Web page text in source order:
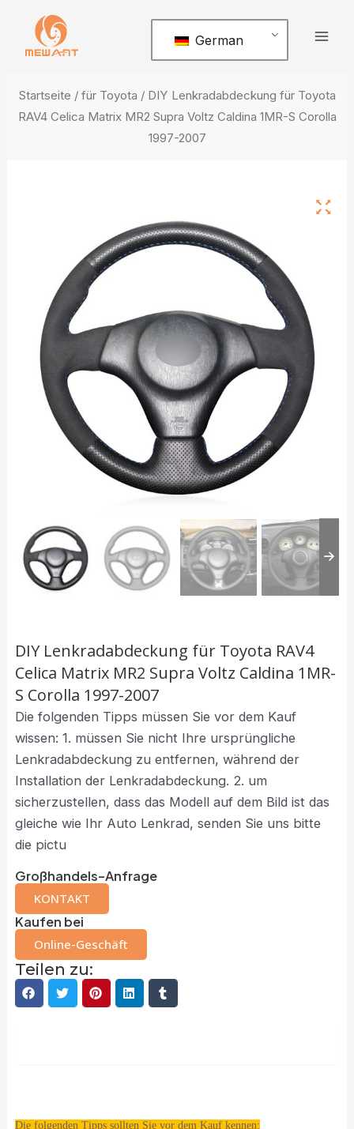
springen
German
Startseite / für Toyota / DIY Lenkradabdeckung für Toyota
RAV4 Celica Matrix MR2 Supra Voltz Caldina 1MR-S Corolla
1997-2007
DIY Lenkradabdeckung für Toyota RAV4
Celica Matrix MR2 Supra Voltz Caldina 1MR-
S Corolla 1997-2007
Die folgenden Tipps müssen Sie vor dem Kauf
wissen: 1. müssen Sie nicht Ihre ursprüngliche
Lenkradabdeckung zu entfernen, während der
Installation der Lenkradabdeckung. 2. um
sicherzustellen, dass das Modell auf dem Bild ist das
gleiche wie Ihr Auto Lenkrad, senden Sie uns bitte
die pictu
Großhandels-Anfrage
KONTAKT
Kaufen bei
Online-Geschäft
Teilen zu:
Die folgenden Tipps sollten Sie vor dem Kauf kennen: